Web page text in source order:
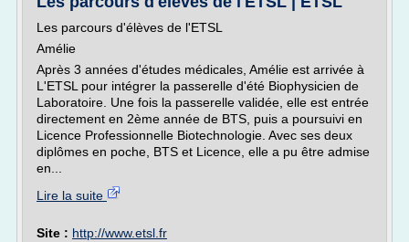
Les parcours d'élèves de l'ETSL
Amélie
Après 3 années d'études médicales, Amélie est arrivée à
L'ETSL pour intégrer la passerelle d'été Biophysicien de
Laboratoire. Une fois la passerelle validée, elle est entrée
directement en 2ème année de BTS, puis a poursuivi en
Licence Professionnelle Biotechnologie. Avec ses deux
diplômes en poche, BTS et Licence, elle a pu être admise
en...
Lire la suite
Site : http://www.etsl.fr